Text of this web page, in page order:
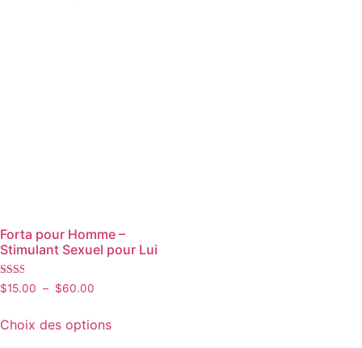
Forta pour Homme –
Stimulant Sexuel pour Lui
Note
2.00
$15.00 – $60.00
Choix des options